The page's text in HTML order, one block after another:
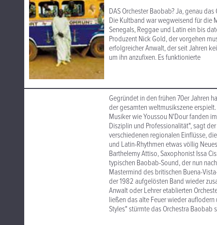
DAS Orchester Baobab? Ja, genau
Die Kultband war wegweisend für die
Senegals, Reggae und Latin ein bis
Produzent Nick Gold, der vorgehen
erfolgreicher Anwalt, der seit Jahren
um ihn anzufixen. Es funktionierte
Gegründet in den frühen 70er Jahren
der gesamten weltmusikszene
Musiker wie Youssou N'Dour fanden
Disziplin und Professionalität", sagt
verschiedenen regionalen Einflüsse,
und Latin-Rhythmen etwas völlig
Barthelemy Attiso, Saxophonist Issa
typischen Baobab-Sound, der nun
Mastermind des britischen Buena-
der 1982 aufgelösten Band wieder
Anwalt oder Lehrer etablierten
ließen das alte Feuer wieder
Styles" stürmte das Orchestra Baobab